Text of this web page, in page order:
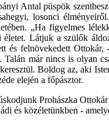
Antal püspök
losonci
„Ha figyelmes
Látjuk a szülők
és felnövekedett
Talán már nincs is olyan
Boldog az, aki
elején a főpásztor.
Prohászka
és közéletünkben -